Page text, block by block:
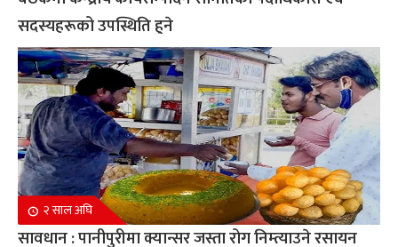
सदस्यहरूको उपस्थिति हुने
२ साल अघि
सावधान : पानीपुरीमा क्यान्सर जस्ता रोग निम्त्याउने रसायन